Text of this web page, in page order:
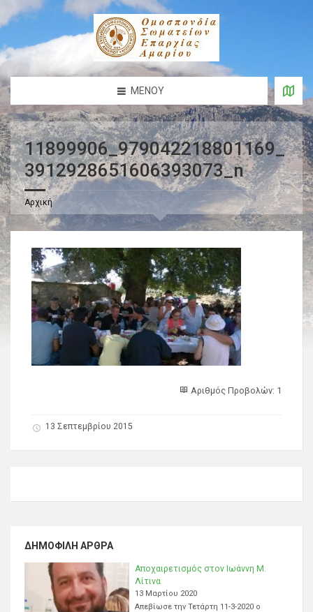
ΜΕΝΟΎ
11899906_979042218801169_
3912928651606393073_n
Αρχική
Αριθμός Προβολών: 1
13 Σεπτεμβρίου 2015
ΔΗΜΟΦΙΛΉ ΆΡΘΡΑ
Αποχαιρετισμός στον Ιωάννη Μ.
Λίτινα
13 Μαρτίου 2020
Απεβίωσε την Τετάρτη 11-3-2020 ο